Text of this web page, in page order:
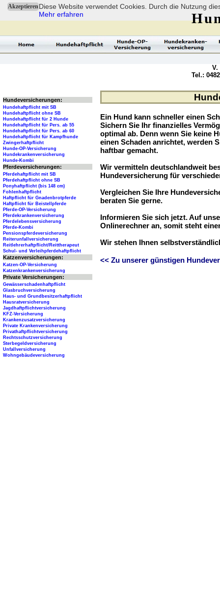
AkzeptierenDiese Website verwendet Cookies. Durch die Nutzung
Mehr erfahren
Ein Hund kann schneller einen
Sichern Sie Ihr finanzielles
optimal ab. Denn wenn Sie keine
einen Schaden anrichtet, werden
haftbar gemacht.
Wir vermitteln deutschlandweit
Hundeversicherung für
Vergleichen Sie Ihre
beraten Sie gerne.
Informieren Sie sich jetzt. Auf
Onlinerechner an, somit steht
Wir stehen Ihnen
<< Zu unserer günstigen
V.
Tel.:
Hundeversicherungen:
Hundehaftpflicht mit SB
Hundehaftpflicht ohne SB
Hundehaftpflicht für 2 Hunde
Hundehaftpflicht für Pers. ab 55
Hundehaftpflicht für Pers. ab 60
Hundehaftpflicht für Kampfhunde
Zwingerhaftpflicht
Hunde-OP-Versicherung
Hundekrankenversicherung
Hunde-Kombi
Pferdeversicherungen:
Pferdehaftpflicht mit SB
Pferdehaftpflicht ohne SB
Ponyhaftpflicht (bis 148 cm)
Fohlenhaftpflicht
Haftpflicht für Gnadenbrotpferde
Haftpflicht für Beistellpferde
Pferde-OP-Versicherung
Pferdekrankenversicherung
Pferdelebensversicherung
Pferde-Kombi
Pensionspferdeversicherung
Reiterunfallversicherung
Reitlehrerhaftpflicht/Reittherapeut
Schul- und Verleihpferdehaftpflicht
Katzenversicherungen:
Katzen-OP-Versicherung
Katzenkrankenversicherung
Private Versicherungen:
Gewässerschadenhaftpflicht
Glasbruchversicherung
Haus- und Grundbesitzerhaftpflicht
Hausratversicherung
Jagdhaftpflichtversicherung
KFZ-Versicherung
Krankenzusatzversicherung
Private Krankenversicherung
Privathaftpflichtversicherung
Rechtsschutzversicherung
Sterbegeldversicherung
Unfallversicherung
Wohngebäudeversicherung